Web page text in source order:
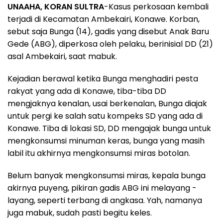
UNAAHA, KORAN SULTRA-Kasus perkosaan kembali
terjadi di Kecamatan Ambekairi, Konawe. Korban,
sebut saja Bunga (14), gadis yang disebut Anak Baru
Gede (ABG), diperkosa oleh pelaku, berinisial DD (21)
asal Ambekairi, saat mabuk.
Kejadian berawal ketika Bunga menghadiri pesta
rakyat yang ada di Konawe, tiba-tiba DD
mengjaknya kenalan, usai berkenalan, Bunga diajak
untuk pergi ke salah satu kompeks SD yang ada di
Konawe. Tiba di lokasi SD, DD mengajak bunga untuk
mengkonsumsi minuman keras, bunga yang masih
labil itu akhirnya mengkonsumsi miras botolan.
Belum banyak mengkonsumsi miras, kepala bunga
akirnya puyeng, pikiran gadis ABG ini melayang -
layang, seperti terbang di angkasa. Yah, namanya
juga mabuk, sudah pasti begitu keles.